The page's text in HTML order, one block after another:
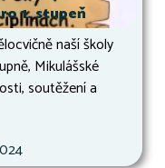
1. stupeň
naší školy
Mikulášské
soutěžení a